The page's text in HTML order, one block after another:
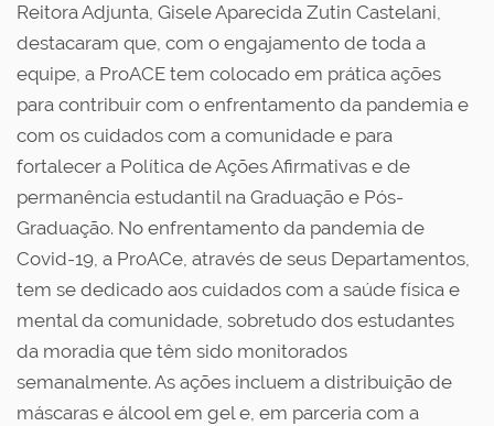
Reitora Adjunta, Gisele Aparecida Zutin Castelani,
destacaram que, com o engajamento de toda a
equipe, a ProACE tem colocado em prática ações
para contribuir com o enfrentamento da pandemia e
com os cuidados com a comunidade e para
fortalecer a Política de Ações Afirmativas e de
permanência estudantil na Graduação e Pós-
Graduação. No enfrentamento da pandemia de
Covid-19, a ProACe, através de seus Departamentos,
tem se dedicado aos cuidados com a saúde física e
mental da comunidade, sobretudo dos estudantes
da moradia que têm sido monitorados
semanalmente. As ações incluem a distribuição de
máscaras e álcool em gel e, em parceria com a